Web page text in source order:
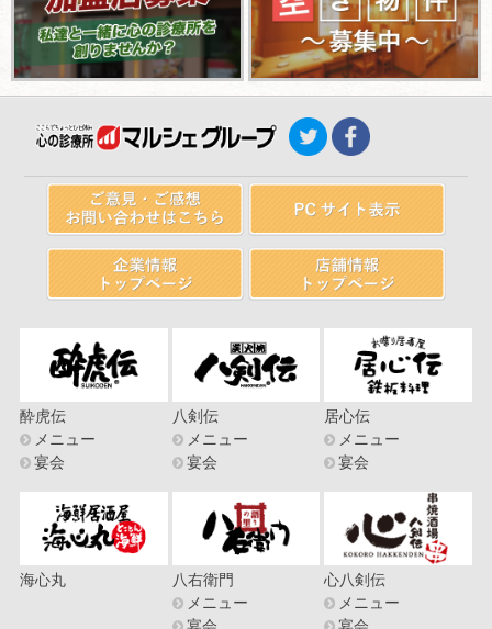
酔虎伝
メニュー
宴会
八剣伝
メニュー
宴会
居心伝
メニュー
宴会
海心丸
八右衛門
メニュー
心八剣伝
メニュー